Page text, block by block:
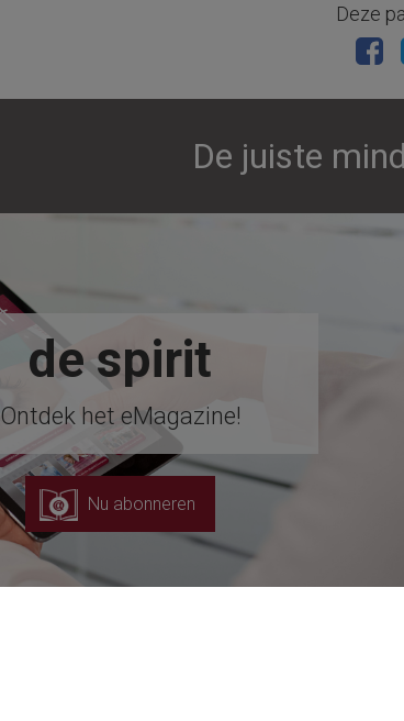
Deze
De juiste
de spirit
Ontdek het eMagazine!
Nu abonneren